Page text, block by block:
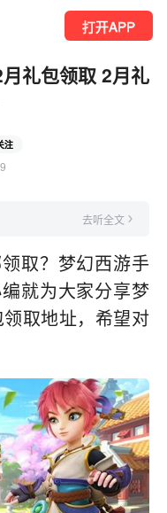
打开APP
礼包领取 2月礼
注
去听全文
取？梦幻西游手
就为大家分享梦
取地址，希望对